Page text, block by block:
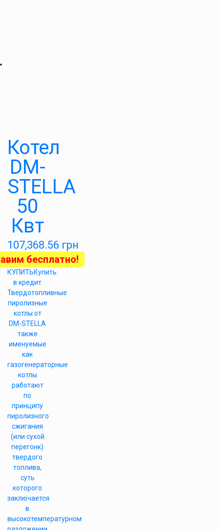
Котел
DM-
STELLA
50
Квт
107,368.56 грн
бесплатно!
КУПИТЬКупить
в кредит
Твердотопливные
пиролизные
котлы от
DM-STELLA
также
именуемые
как
газогенераторные
котлы
работают
по
принципу
пиролизного
сжигания
(или сухой
перегонк)
твердого
топлива,
суть
которого
заключается
в
высокотемпературном